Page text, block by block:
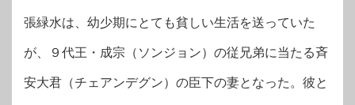
張緑水は、幼少期にとても貧しい生活を送っていた
が、９代王・成宗（ソンジョン）の従兄弟に当たる斉
安大君（チェアンデグン）の臣下の妻となった。彼と